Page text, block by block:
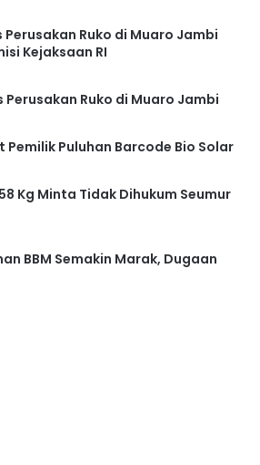
Ruko di Muaro Jambi
Kejaksaan RI
Perusakan Ruko di Muaro Jambi
Pemilik Puluhan Barcode Bio Solar
Kg Minta Tidak Dihukum Seumur
BBM Semakin Marak, Dugaan